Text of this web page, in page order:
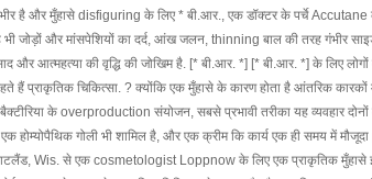
है और मुँहासे disfiguring के लिए * बी.आर., एक डॉक्टर के पर्चे Accutane
भी जोड़ों और मांसपेशियों का दर्द, आंख जलन, thinning बाल की तरह गंभीर
और आत्महत्या की वृद्धि की जोखिम है. [* बी.आर. *] [* बी.आर. *] के लिए
हैं प्राकृतिक चिकित्सा. ? क्योंकि एक मुँहासे के कारण होता है आंतरिक
के overproduction संयोजन, सबसे प्रभावी तरीका यह व्यवहार दोनों
होम्योपैथिक गोली भी शामिल है, और एक क्रीम कि कार्य एक ही समय में
Wis. से एक cosmetologist Loppnow के लिए एक प्राकृतिक मुँहासे